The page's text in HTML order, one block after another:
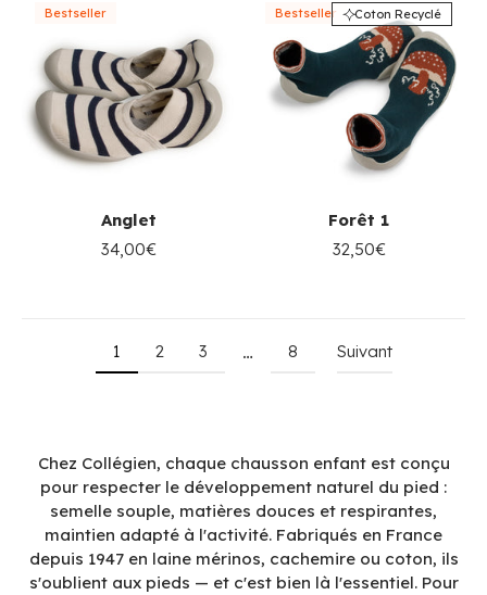
Bestseller
Anglet
34,00€
Bestseller Coton Recyclé
Forêt 1
32,50€
1 2 3 … 8 Suivant
Chez Collégien, chaque chausson enfant est conçu
pour respecter le développement naturel du pied :
semelle souple, matières douces et respirantes,
maintien adapté à l'activité. Fabriqués en France
depuis 1947 en laine mérinos, cachemire ou coton, ils
s'oublient aux pieds — et c'est bien là l'essentiel. Pour